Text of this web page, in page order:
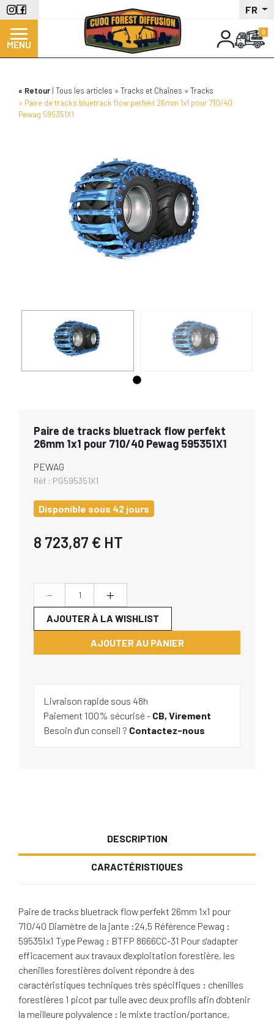
Aller
au
contenu
principal
FR
MENU
Retour Tous les articles Tracks et Chaînes
Tracks
Paire de tracks bluetrack flow perfekt 26mm 1x1 pour 710/40
Pewag 595351X1
Paire de tracks bluetrack flow perfekt
26mm 1x1 pour 710/40 Pewag 595351X1
PEWAG
Réf : PG595351X1
Disponible sous 42 jours
8 723,87 € HT
- +
AJOUTER AU PANIER
AJOUTER À LA WISHLIST
Livraison rapide sous 48h
Paiement 100% sécurisé - CB, Virement
Besoin d'un conseil ? Contactez-nous
DESCRIPTION
CARACTÉRISTIQUES
Paire de tracks bluetrack flow perfekt 26mm 1x1 pour
710/40 Diamètre de la jante :24,5 Référence Pewag :
595351x1 Type Pewag : BTFP 8666CC-31 Pour s'adapter
efficacement aux travaux d'exploitation forestière, les
chenilles forestières doivent répondre à des
caractéristiques techniques très spécifiques : chenilles
forestières 1 picot par tuile avec deux profils afin d'obtenir
la meilleure polyvalence : le mixte traction/portance,